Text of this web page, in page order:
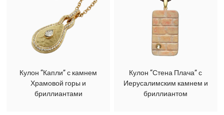
Кулон “Капли” с камнем
Храмовой горы и
бриллиантами
Кулон “Стена Плача” с
Иерусалимским камнем и
бриллиантом